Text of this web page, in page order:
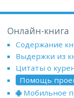
Онлайн-книга
Содержание
Выдержки из
Цитаты о
Помощь
Мобильное